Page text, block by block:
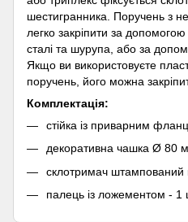
шестигранника. Поручень з
легко закріпити за
сталі та шурупа, або за
Якщо ви використовуєте
поручень, його можна
Комплектація:
стійка із приварним
декоративна чашка Ø 80
склотримач штампований
палець із ложементом - 1